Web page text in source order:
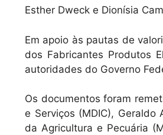
A
p
p
b
o
o
k
Esther Dweck e Dionísia
Em apoio às pautas de
dos Fabricantes Produtos
autoridades do Governo
Os documentos foram
e Serviços (MDIC),
da Agricultura e Pecuária